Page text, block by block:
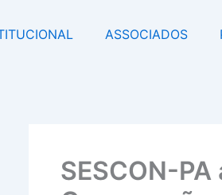
ASSOCIADOS
SESCON-